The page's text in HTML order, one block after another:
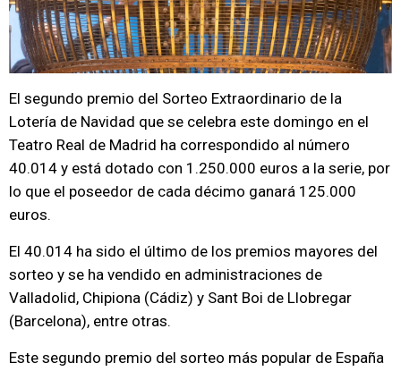
El segundo premio del Sorteo Extraordinario de la
Lotería de Navidad que se celebra este domingo en el
Teatro Real de Madrid ha correspondido al número
40.014 y está dotado con 1.250.000 euros a la serie, por
lo que el poseedor de cada décimo ganará 125.000
euros.
El 40.014 ha sido el último de los premios mayores del
sorteo y se ha vendido en administraciones de
Valladolid, Chipiona (Cádiz) y Sant Boi de Llobregar
(Barcelona), entre otras.
Este segundo premio del sorteo más popular de España